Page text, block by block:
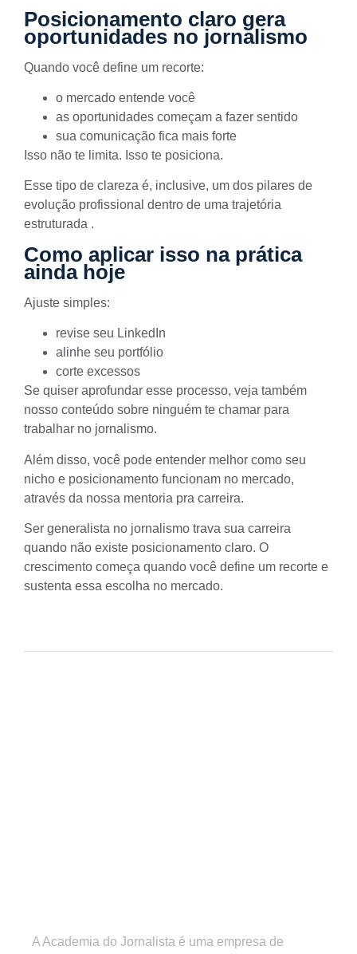
Posicionamento claro gera
oportunidades no jornalismo
Quando você define um recorte:
o mercado entende você
as oportunidades começam a fazer sentido
sua comunicação fica mais forte
Isso não te limita. Isso te posiciona.
Esse tipo de clareza é, inclusive, um dos pilares de
evolução profissional dentro de uma trajetória
estruturada .
Como aplicar isso na prática
ainda hoje
Ajuste simples:
revise seu LinkedIn
alinhe seu portfólio
corte excessos
Se quiser aprofundar esse processo, veja também
nosso conteúdo sobre ninguém te chamar para
trabalhar no jornalismo.
Além disso, você pode entender melhor como seu
nicho e posicionamento funcionam no mercado,
através da nossa mentoria pra carreira.
Ser generalista no jornalismo trava sua carreira
quando não existe posicionamento claro. O
crescimento começa quando você define um recorte e
sustenta essa escolha no mercado.
A Academia do Jornalista é uma empresa de